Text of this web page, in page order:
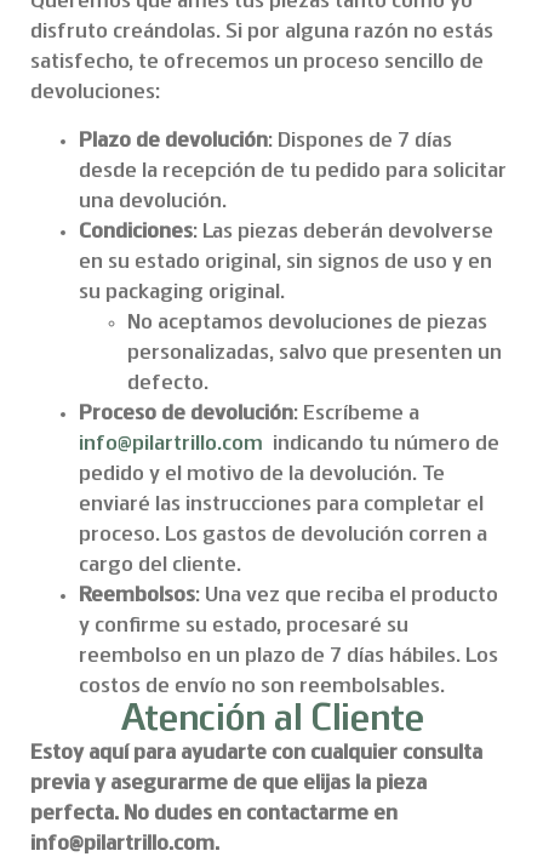
disfruto creándolas. Si por alguna razón no estás
satisfecho, te ofrecemos un proceso sencillo de
devoluciones:
Plazo de devolución: Dispones de 7 días
desde la recepción de tu pedido para solicitar
una devolución.
Condiciones: Las piezas deberán devolverse
en su estado original, sin signos de uso y en
su packaging original.
No aceptamos devoluciones de piezas
personalizadas, salvo que presenten un
defecto.
Proceso de devolución: Escríbeme a
info@pilartrillo.com indicando tu número de
pedido y el motivo de la devolución. Te
enviaré las instrucciones para completar el
proceso. Los gastos de devolución corren a
cargo del cliente.
Reembolsos: Una vez que reciba el producto
y confirme su estado, procesaré su
reembolso en un plazo de 7 días hábiles. Los
costos de envío no son reembolsables.
Atención al Cliente
Estoy aquí para ayudarte con cualquier consulta
previa y asegurarme de que elijas la pieza
perfecta. No dudes en contactarme en
info@pilartrillo.com.